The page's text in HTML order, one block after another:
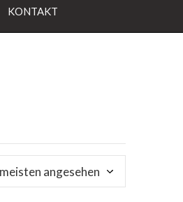
KONTAKT